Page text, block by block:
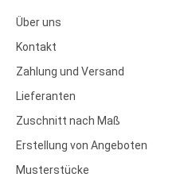
Über uns
Kontakt
Zahlung und Versand
Lieferanten
Zuschnitt nach Maß
Erstellung von Angeboten
Musterstücke